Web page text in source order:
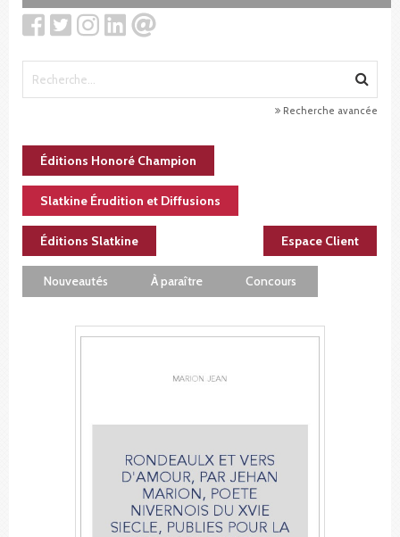
Recherche avancée
Éditions Honoré Champion
Slatkine Érudition et Diffusions
Éditions Slatkine Espace Client
Nouveautés À paraître Concours